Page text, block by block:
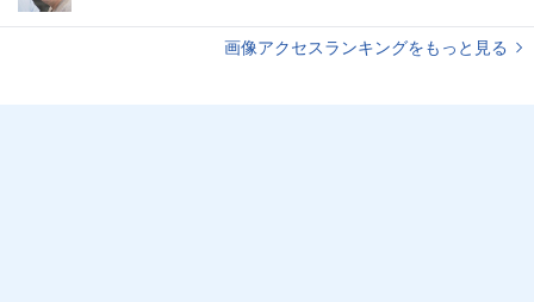
画像アクセスランキングをもっと見る